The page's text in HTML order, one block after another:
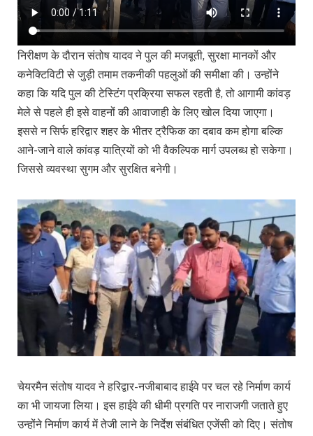
निरीक्षण के दौरान संतोष यादव ने पुल की मजबूती, सुरक्षा मानकों और
कनेक्टिविटी से जुड़ी तमाम तकनीकी पहलुओं की समीक्षा की। उन्होंने
कहा कि यदि पुल की टेस्टिंग प्रक्रिया सफल रहती है, तो आगामी कांवड़
मेले से पहले ही इसे वाहनों की आवाजाही के लिए खोल दिया जाएगा।
इससे न सिर्फ हरिद्वार शहर के भीतर ट्रैफिक का दबाव कम होगा बल्कि
आने-जाने वाले कांवड़ यात्रियों को भी वैकल्पिक मार्ग उपलब्ध हो सकेगा।
जिससे व्यवस्था सुगम और सुरक्षित बनेगी।
चेयरमैन संतोष यादव ने हरिद्वार-नजीबाबाद हाईवे पर चल रहे निर्माण कार्य
का भी जायजा लिया। इस हाईवे की धीमी प्रगति पर नाराजगी जताते हुए
उन्होंने निर्माण कार्य में तेजी लाने के निर्देश संबंधित एजेंसी को दिए। संतोष